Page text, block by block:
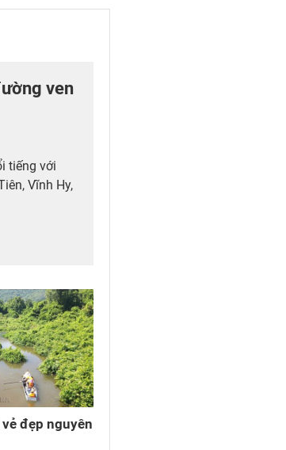
ven
tiếng với
Vĩnh Hy,
đẹp nguyên